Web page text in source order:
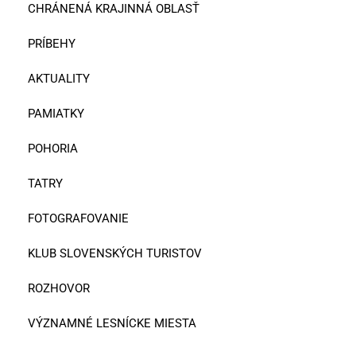
CHRÁNENÁ KRAJINNÁ OBLASŤ
PRÍBEHY
AKTUALITY
PAMIATKY
POHORIA
TATRY
FOTOGRAFOVANIE
KLUB SLOVENSKÝCH TURISTOV
ROZHOVOR
VÝZNAMNÉ LESNÍCKE MIESTA